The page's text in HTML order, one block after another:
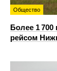
Общество
Более 1
рейсом